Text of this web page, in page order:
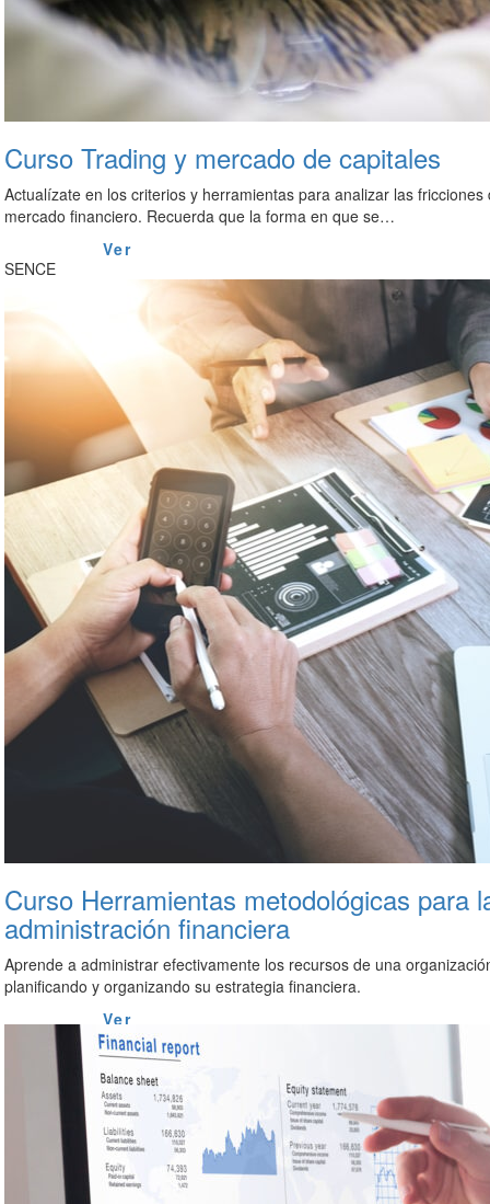
Curso Trading y mercado de capitales
Actualízate en los criterios y herramientas para analizar las fricciones
mercado financiero. Recuerda que la forma en que se…
Ver
SENCE
Curso Herramientas metodológicas para
administración financiera
Aprende a administrar efectivamente los recursos de una
planificando y organizando su estrategia financiera.
Ver